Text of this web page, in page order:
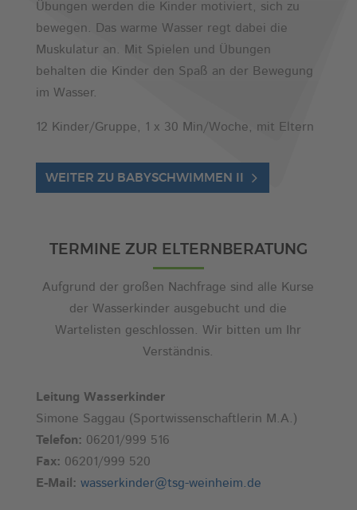
Übungen werden die Kinder motiviert, sich zu
bewegen. Das warme Wasser regt dabei die
Muskulatur an. Mit Spielen und Übungen
behalten die Kinder den Spaß an der Bewegung
im Wasser.
12 Kinder/Gruppe, 1 x 30 Min/Woche, mit Eltern
WEITER ZU BABYSCHWIMMEN II
TERMINE ZUR ELTERNBERATUNG
Aufgrund der großen Nachfrage sind alle Kurse
der Wasserkinder ausgebucht und die
Wartelisten geschlossen. Wir bitten um Ihr
Verständnis.
Leitung Wasserkinder
Simone Saggau (Sportwissenschaftlerin M.A.)
Telefon: 06201/999 516
Fax: 06201/999 520
E-Mail: wasserkinder@tsg-weinheim.de